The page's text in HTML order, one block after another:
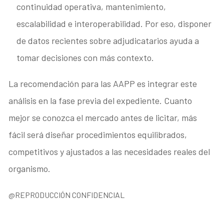
continuidad operativa, mantenimiento,
escalabilidad e interoperabilidad. Por eso, disponer
de datos recientes sobre adjudicatarios ayuda a
tomar decisiones con más contexto.
La recomendación para las AAPP es integrar este
análisis en la fase previa del expediente. Cuanto
mejor se conozca el mercado antes de licitar, más
fácil será diseñar procedimientos equilibrados,
competitivos y ajustados a las necesidades reales del
organismo.
@REPRODUCCIÓN CONFIDENCIAL